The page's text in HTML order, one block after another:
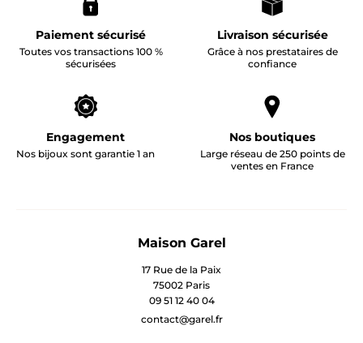
Paiement sécurisé
Toutes vos transactions 100 %
sécurisées
Livraison sécurisée
Grâce à nos prestataires de
confiance
Engagement
Nos bijoux sont garantie 1 an
Nos boutiques
Large réseau de 250 points de
ventes en France
Maison Garel
17 Rue de la Paix
75002 Paris
09 51 12 40 04
contact@garel.fr